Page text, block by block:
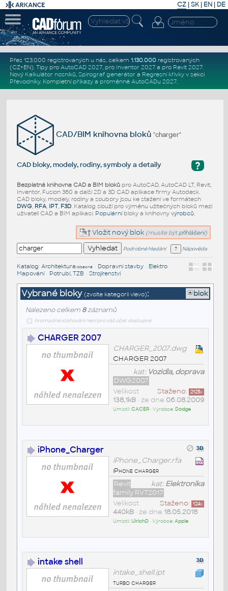
CZ | SK| EN | DE
Přes 123.000 registrovaných u nás, celkem 1.130.000registrovaných
(CZ+EN). Tipy pro AutoCAD 2027, pro Inventor 2027a pro Revit 2027.
Nový Kalkulátor nosníků, Spirograf generátor a Regresní křivkyv sekci
Převodníky. Kompletní příkazya proměnné AutoCADu 2027.
CAD/BIM knihovna bloků"charger"
?
CAD bloky, modely, rodiny, symboly a detaily
Bezplatná knihovna CAD a BIM blokůpro AutoCAD, AutoCAD LT, Revit,
Inventor, Fusion 360 a další 2D a 3D CAD aplikace firmy Autodesk.
CAD bloky, modely, rodiny a soubory jsou ke stažení ve formátech
DWG, RFA, IPT, F3D. Katalog slouží pro výměnu užitečných bloků mezi
uživateli CAD a BIM aplikací. Populárníbloky a knihovny výrobců.
Vložit nový blok (musíte být přihlášeni)
Podrobné hledání Nápověda
Katalog: Architektura/obecné• Dopravní stavby• Elektro•
Mapování• Potrubí, TZB • Strojírenství
Vybrané bloky (zvolte kategorii vlevo): blok
Nalezeno celkem 8záznamů
hromadné stahování není pro váš účet dostupné
CHARGER 2007
CHARGER_2007.dwg
CHARGER 2007
kat: Vozidla, doprava
DWG2007
Staženo: 2125x
Velikost
138,1kB• ze dne 06.08.2009
Umístil:CACER• Výrobce: Dodge
iPhone_Charger
iPhone_Charger.rfa
iPhone charger
kat:Elektronika
Revit
family RVT2017
Staženo: 124x
Velikost
440kB• ze dne 18.05.2018
Umístil:UlrichD• Výrobce:Apple
intake shell
intake_shell.ipt
turbo charger